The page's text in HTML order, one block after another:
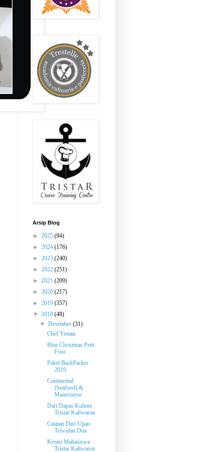
Arsip Blog
► 2025 (94)
► 2024 (176)
► 2023 (240)
► 2022 (251)
► 2021 (209)
► 2020 (217)
► 2019 (357)
▼ 2018 (48)
▼Desember(31)
Chef Yenata
Blue Christmas Petit
Four
Paket BackPacker
2019
Continental
(Seafood) &
Maincourse
Dari Dapur Kuliner
Tristar Kaliwaron
Catatan Dari Ujian
Triwulan Dua
Kreasi Mahasiswa
Tristar Kaliwaron